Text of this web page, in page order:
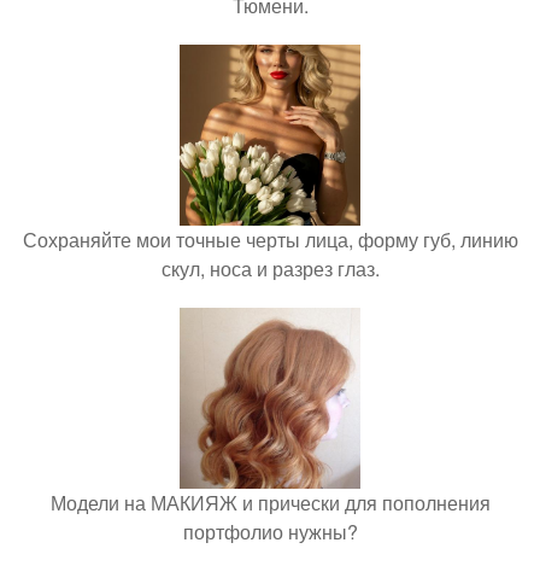
Сохраняйте мои точные черты лица, форму губ, линию
скул, носа и разрез глаз.
Модели на МАКИЯЖ и прически для пополнения
портфолио нужны?